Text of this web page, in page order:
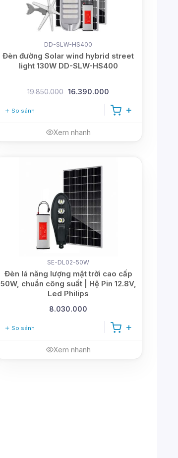
DD-SLW-HS400
Đèn đường Solar wind hybrid street
light 130W DD-SLW-HS400
19.850.000 16.390.000
So sánh
Xem nhanh
SE-DL02-50W
Đèn lá năng lượng mặt trời cao cấp
50W, chuẩn công suất | Hệ Pin 12.8V,
Led Philips
8.030.000
So sánh
Xem nhanh